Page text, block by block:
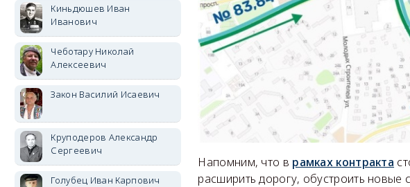
Напомним, что в рамках контракта
расширить дорогу, обустроить
Киньдюшев Иван
Иванович
Чеботару Николай
Алексеевич
Закон Василий Исаевич
Круподеров Александр
Сергеевич
Голубец Иван Карпович